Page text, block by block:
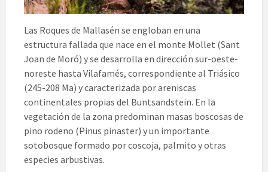
Las Roques de Mallasén se engloban en una
estructura fallada que nace en el monte Mollet (Sant
Joan de Moró) y se desarrolla en dirección sur-oeste-
noreste hasta Vilafamés, correspondiente al Triásico
(245-208 Ma) y caracterizada por areniscas
continentales propias del Buntsandstein. En la
vegetación de la zona predominan masas boscosas de
pino rodeno (Pinus pinaster) y un importante
sotobosque formado por coscoja, palmito y otras
especies arbustivas.